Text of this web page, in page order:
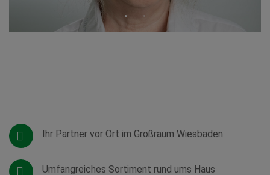
Ihr Partner vor Ort im Großraum Wiesbaden
Umfangreiches Sortiment rund ums Haus